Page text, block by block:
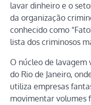
lavar dinheiro e o
da organização
conhecido como
lista dos criminosos
O núcleo de lavagem
do Rio de Janeiro,
utiliza empresas
movimentar volumes